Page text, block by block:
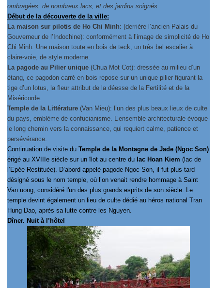
ombragées, de nombreux lacs, et des jardins soignés
Début de la découverte de la ville:
La maison sur pilotis de Ho Chi Minh: (derrière l’ancien Palais du
Gouverneur de l’Indochine): conformément à l’image de simplicité de Ho
Chi Minh. Une maison toute en bois de teck, un très bel escalier à
claire-voie, de style moderne.
La pagode au Pilier unique (Chua Mot Cot): dressée au milieu d’un
étang, ce pagodon carré en bois repose sur un unique pilier figurant la
tige d’un lotus, la fleur attribut de la déesse de la Fertilité et de la
Miséricorde.
Temple de la Littérature (Van Mieu): l’un des plus beaux lieux de culte
du pays, emblème de confucianisme. L’ensemble architecturale évoque
le long chemin vers la connaissance, qui requiert calme, patience et
persévérance.
Continuation de visite du Temple de la Montagne de Jade (Ngoc Son)
érigé au XVIIIe siècle sur un îlot au centre du lac Hoan Kiem (lac de
l’Epée Restituée). D’abord appelé pagode Ngoc Son, il fut plus tard
désigné sous le nom temple, où l’on venait rendre hommage à Saint
Van uong, considéré l'un des plus grands esprits de son siècle. Le
temple devint également un lieu de culte dédié au héros national Tran
Hung Dao, après sa lutte contre les Nguyen.
Dîner. Nuit à l’hôtel